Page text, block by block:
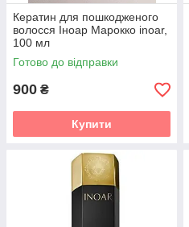
Кератин для пошкодженого
волосся Іноар Марокко inoar,
100 мл
Готово до відправки
900 ₴
Купити